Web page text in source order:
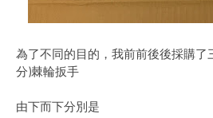
為了不同的目的，我前前後後採購了
分)棘輪扳手
由下而下分別是